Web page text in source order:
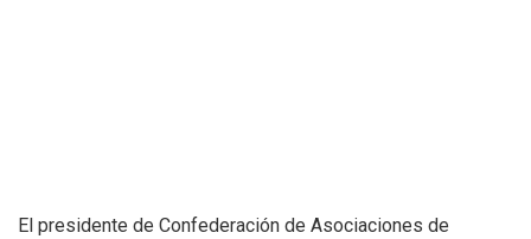
El presidente de Confederación de Asociaciones de